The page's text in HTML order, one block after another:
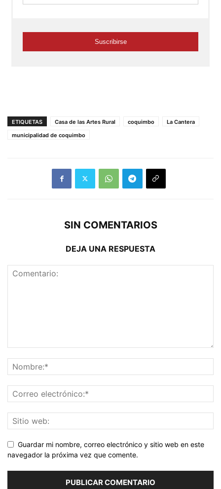
ETIQUETAS Casa de las Artes Rural coquimbo
La Cantera
municipalidad de coquimbo
SIN COMENTARIOS
DEJA UNA RESPUESTA
Guardar mi nombre, correo electrónico y sitio web en este
navegador la próxima vez que comente.